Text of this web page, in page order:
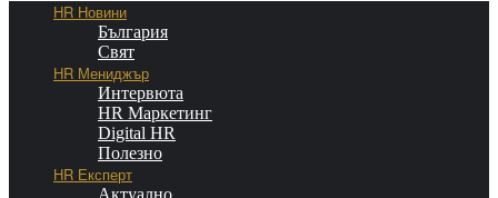
HR Новини
България
Свят
HR Мениджър
Интервюта
HR Маркетинг
Digital HR
Полезно
HR Експерт
Актуално